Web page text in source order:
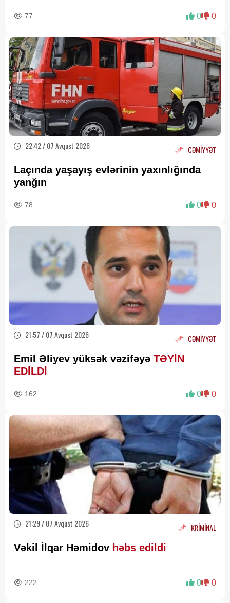
77 0 0
22:42 / 07 Avqust 2026 CƏMİYYƏT
Laçında yaşayış evlərinin yaxınlığında
yanğın
78 0 0
21:57 / 07 Avqust 2026 CƏMİYYƏT
Emil Əliyev yüksək vəzifəyə TƏYİN
EDİLDİ
162 0 0
21:29 / 07 Avqust 2026 KRİMİNAL
Vəkil İlqar Həmidov həbs edildi
222 0 0